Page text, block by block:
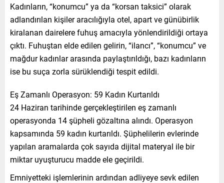
Kadınların, “konumcu” ya da “korsan taksici” olarak
adlandırılan kişiler aracılığıyla otel, apart ve günübirlik
kiralanan dairelere fuhuş amacıyla yönlendirildiği ortaya
çıktı. Fuhuştan elde edilen gelirin, “ilancı”, “konumcu” ve
mağdur kadınlar arasında paylaştırıldığı, bazı kadınların
ise bu suça zorla sürüklendiği tespit edildi.
Eş Zamanlı Operasyon: 59 Kadın Kurtarıldı
24 Haziran tarihinde gerçekleştirilen eş zamanlı
operasyonda 14 şüpheli gözaltına alındı. Operasyon
kapsamında 59 kadın kurtarıldı. Şüphelilerin evlerinde
yapılan aramalarda çok sayıda dijital materyal ile bir
miktar uyuşturucu madde ele geçirildi.
Emniyetteki işlemlerinin ardından adliyeye sevk edilen